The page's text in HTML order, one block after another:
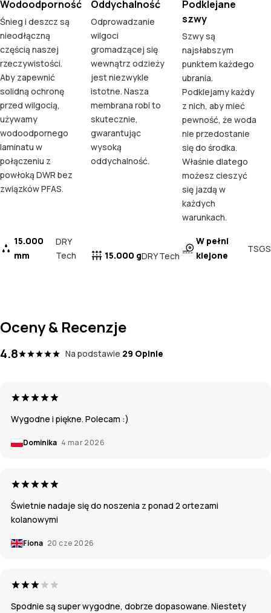
Wodoodporność
Śnieg i deszcz są
nieodłączną
częścią naszej
rzeczywistości.
Aby zapewnić
solidną ochronę
przed wilgocią,
używamy
wodoodpornego
laminatu w
połączeniu z
powłoką DWR bez
związków PFAS.
15.000
mm
DRY
Tech
Oddychalność
Odprowadzanie
wilgoci
gromadzącej się
wewnątrz odzieży
jest niezwykle
istotne. Nasza
membrana robi to
skutecznie,
gwarantując
wysoką
oddychalność.
15.000 gDRY Tech
Podklejane
szwy
Szwy są
najsłabszym
punktem każdego
ubrania.
Podklejamy każdy
z nich, aby mieć
pewność, że woda
nie przedostanie
się do środka.
Właśnie dlatego
możesz cieszyć
się jazdą w
każdych
warunkach.
W pełni
klejone
TSGS
Oceny & Recenzje
4.8 Na podstawie 29 Opinie
Wygodne i piękne. Polecam :)
Dominika 4 mar 2026
Świetnie nadaje się do noszenia z ponad 2 ortezami
kolanowymi
Fiona 20 cze 2026
Spodnie są super wygodne, dobrze dopasowane. Niestety